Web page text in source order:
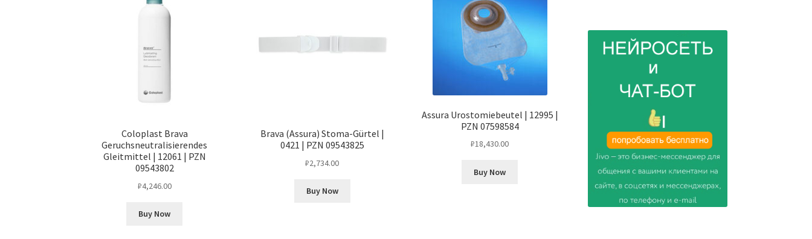
Coloplast Brava
Geruchsneutralisierendes
Gleitmittel | 12061 | PZN
09543802
₽4,246.00
Buy Now
Brava (Assura) Stoma-Gürtel |
0421 | PZN 09543825
₽2,734.00
Buy Now
Assura Urostomiebeutel | 12995 |
PZN 07598584
₽18,430.00
Buy Now